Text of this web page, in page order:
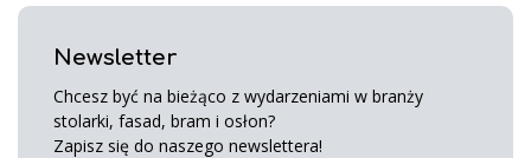
Newsletter
Chcesz być na bieżąco z wydarzeniami w branży
stolarki, fasad, bram i osłon?
Zapisz się do naszego newslettera!